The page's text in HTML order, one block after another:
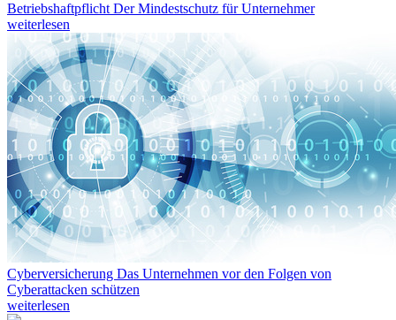
BetriebshaftpflichtDer Mindestschutz für Unternehmer
weiterlesen
Cyberversicherung Das Unternehmen vor den Folgen von
Cyberattacken schützen
weiterlesen